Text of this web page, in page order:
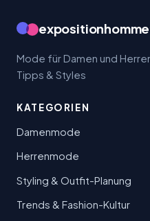
Mode für Damen und
Tipps & Styles
KATEGORIEN
Damenmode
Herrenmode
Styling & Outfit-Planung
Trends & Fashion-Kultur